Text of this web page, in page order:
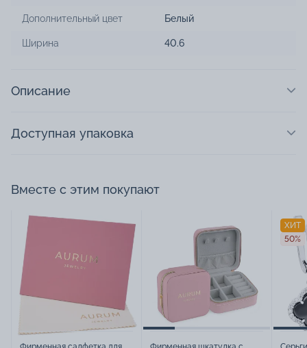
Дополнительный цвет Белый
Ширина 40.6
Описание
Доступная упаковка
Вместе с этим покупают
ХИТ
50%